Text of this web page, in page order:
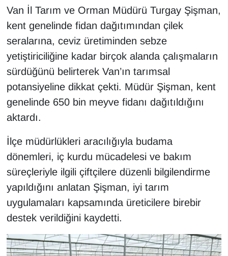
Van İl Tarım ve Orman Müdürü Turgay Şişman,
kent genelinde fidan dağıtımından çilek
seralarına, ceviz üretiminden sebze
yetiştiriciliğine kadar birçok alanda çalışmaların
sürdüğünü belirterek Van’ın tarımsal
potansiyeline dikkat çekti. Müdür Şişman, kent
genelinde 650 bin meyve fidanı dağıtıldığını
aktardı.
İlçe müdürlükleri aracılığıyla budama
dönemleri, iç kurdu mücadelesi ve bakım
süreçleriyle ilgili çiftçilere düzenli bilgilendirme
yapıldığını anlatan Şişman, iyi tarım
uygulamaları kapsamında üreticilere birebir
destek verildiğini kaydetti.
Resmi İlanlar
RÖPORTAJ
SAĞLIK
Seri İlan
Sinema - TV
SİYASET
SPOR
TEBRİK
TEKNOLOJİ
Turizm